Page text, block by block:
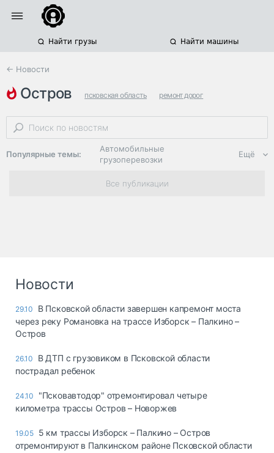
Найти грузы Найти машины
← Новости
остров псковская область ремонт дорог
региональные автодороги
Популярные темы:
Автомобильные
грузоперевозки
Региональная
логистика
опасные грузы
грузовые
терминалы
транспорт
Ещё
Все публикации
Новости
29.10
В Псковской области завершен капремонт моста
через реку Романовка на трассе Изборск – Палкино –
Остров
26.10
В ДТП с грузовиком в Псковской области
пострадал ребенок
24.10
"Псковавтодор" отремонтировал четыре
километра трассы Остров – Новоржев
19.05 5 км трассы Изборск – Палкино – Остров
отремонтируют в Палкинском районе Псковской области